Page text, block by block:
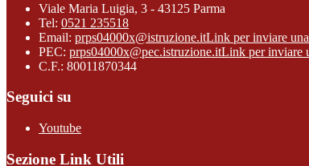
Viale Maria Luigia, 3 - 43125 Parma
Tel: 0521 235518
Email: prps04000x@istruzione.itLink per inviare
PEC: prps04000x@pec.istruzione.itLink per inviare
C.F.: 80011870344
Seguici su
Youtube
Sezione Link Utili